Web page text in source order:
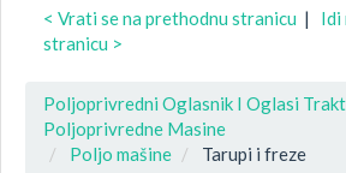
< Vrati se na prethodnu stranicu | Idi
stranicu >
Poljoprivredni Oglasnik I Oglasi
Poljoprivredne Masine
Poljo mašine
Tarupi i freze